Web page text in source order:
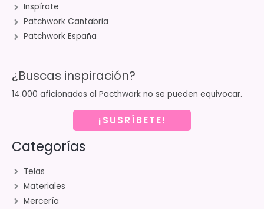
Inspírate
Patchwork Cantabria
Patchwork España
¿Buscas inspiración?
14.000 aficionados al Pacthwork no se pueden equivocar.
¡SUSRÍBETE!
Categorías
Telas
Materiales
Mercería